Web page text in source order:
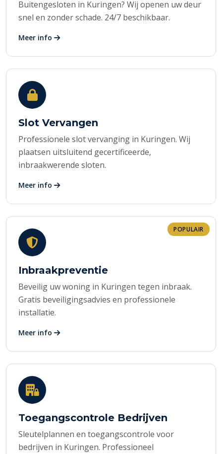
Buitengesloten in Kuringen? Wij openen uw deur
snel en zonder schade. 24/7 beschikbaar.
Meer info
Slot Vervangen
Professionele slot vervanging in Kuringen. Wij
plaatsen uitsluitend gecertificeerde,
inbraakwerende sloten.
Meer info
POPULAIR
Inbraakpreventie
Beveilig uw woning in Kuringen tegen inbraak.
Gratis beveiligingsadvies en professionele
installatie.
Meer info
Toegangscontrole Bedrijven
Sleutelplannen en toegangscontrole voor
bedrijven in Kuringen. Professioneel